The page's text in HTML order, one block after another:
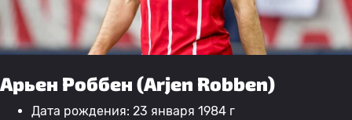
Арьен Роббен (Arjen Robben)
Дата рождения: 23 января 1984 г